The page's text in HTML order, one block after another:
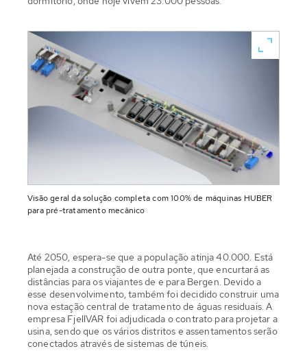
Visão geral da solução completa com 100% de máquinas HUBER
para pré-tratamento mecânico
Até 2050, espera-se que a população atinja 40.000. Está
planejada a construção de outra ponte, que encurtará as
distâncias para os viajantes de e para Bergen. Devido a
esse desenvolvimento, também foi decidido construir uma
nova estação central de tratamento de águas residuais. A
empresa FjellVAR foi adjudicada o contrato para projetar a
usina, sendo que os vários distritos e assentamentos serão
conectados através de sistemas de túneis.